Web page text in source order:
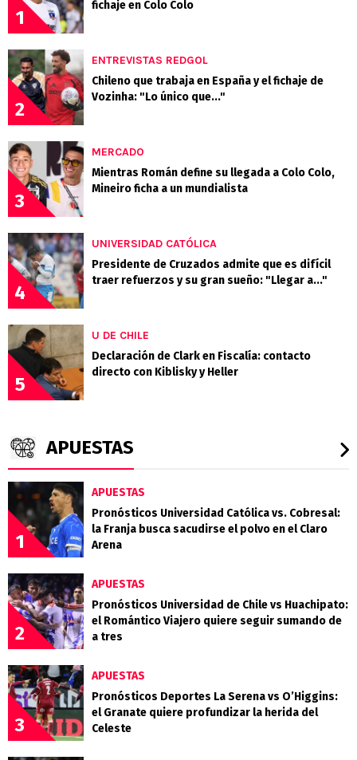
1
fichaje en Colo Colo
2
ENTREVISTAS REDGOL
Chileno que trabaja en España y el fichaje de
Vozinha: "Lo único que..."
3
MERCADO
Mientras Román define su llegada a Colo Colo,
Mineiro ficha a un mundialista
4
UNIVERSIDAD CATÓLICA
Presidente de Cruzados admite que es difícil
traer refuerzos y su gran sueño: "Llegar a..."
5
U DE CHILE
Declaración de Clark en Fiscalía: contacto
directo con Kiblisky y Heller
APUESTAS
1
APUESTAS
Pronósticos Universidad Católica vs. Cobresal:
la Franja busca sacudirse el polvo en el Claro
Arena
2
APUESTAS
Pronósticos Universidad de Chile vs Huachipato:
el Romántico Viajero quiere seguir sumando de
a tres
3
APUESTAS
Pronósticos Deportes La Serena vs O’Higgins:
el Granate quiere profundizar la herida del
Celeste